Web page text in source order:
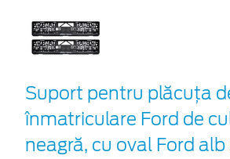
Suport pentru plăcuța
înmatriculare Ford de
neagră, cu oval Ford alb